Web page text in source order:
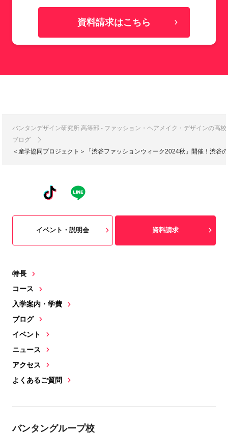
資料請求はこちら
バンタンデザイン研究所 高等部 - ファッション・ヘアメイク・デザインの高
ブログ
＜産学協同プロジェクト＞「渋谷ファッションウィーク2024秋」開催！渋谷
特長
コース
入学案内・学費
ブログ
イベント
ニュース
アクセス
よくあるご質問
イベント・説明会 資料請求
バンタングループ校